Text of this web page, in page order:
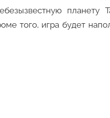
того, игра будет